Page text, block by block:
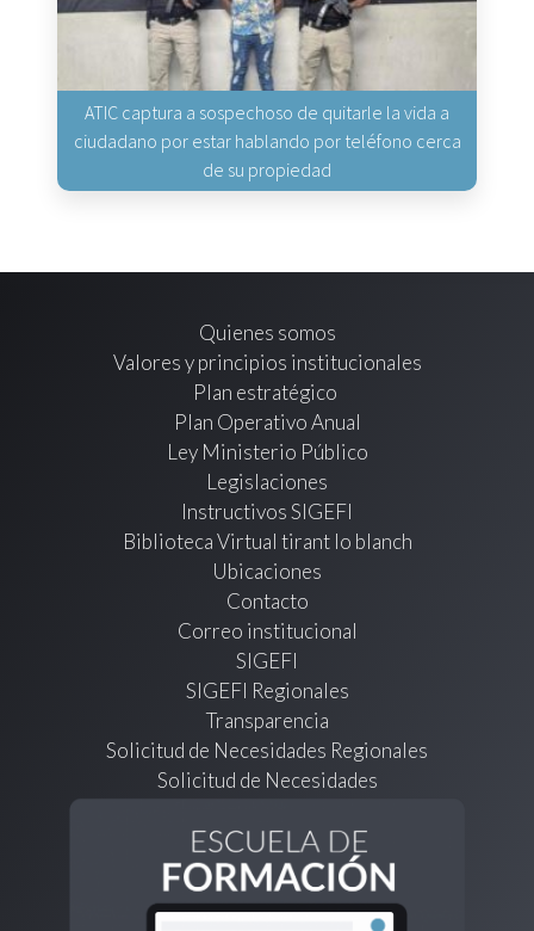
ATIC captura a sospechoso de quitarle la vida a
ciudadano por estar hablando por teléfono cerca
de su propiedad
Quienes somos
Valores y principios institucionales
Plan estratégico
Plan Operativo Anual
Ley Ministerio Público
Legislaciones
Instructivos SIGEFI
Biblioteca Virtual tirant lo blanch
Ubicaciones
Contacto
Correo institucional
SIGEFI
SIGEFI Regionales
Transparencia
Solicitud de Necesidades Regionales
Solicitud de Necesidades